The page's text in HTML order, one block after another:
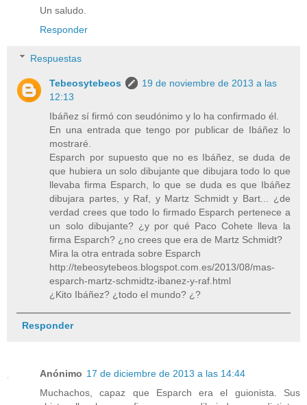
Un saludo.
Responder
Respuestas
Tebeosytebeos
19 de noviembre de 2013 a las
12:13
Ibáñez sí firmó con seudónimo y lo ha confirmado él.
En una entrada que tengo por publicar de Ibáñez lo
mostraré.
Esparch por supuesto que no es Ibáñez, se duda de
que hubiera un solo dibujante que dibujara todo lo que
llevaba firma Esparch, lo que se duda es que Ibáñez
dibujara partes, y Raf, y Martz Schmidt y Bart... ¿de
verdad crees que todo lo firmado Esparch pertenece a
un solo dibujante? ¿y por qué Paco Cohete lleva la
firma Esparch? ¿no crees que era de Martz Schmidt?
Mira la otra entrada sobre Esparch
http://tebeosytebeos.blogspot.com.es/2013/08/mas-
esparch-martz-schmidtz-ibanez-y-raf.html
¿Kito Ibáñez? ¿todo el mundo? ¿?
Responder
Anónimo 17 de diciembre de 2013 a las 14:44
Muchachos, capaz que Esparch era el guionista. Sus